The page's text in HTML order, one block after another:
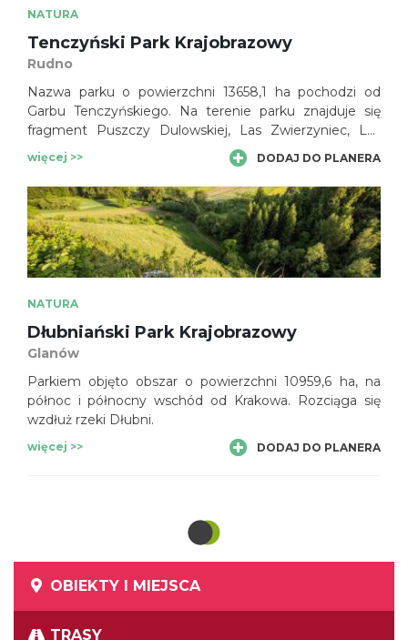
NATURA
Tenczyński Park Krajobrazowy
Rudno
Nazwa parku o powierzchni 13658,1 ha pochodzi od
Garbu Tenczyńskiego. Na terenie parku znajduje się
fragment Puszczy Dulowskiej, Las Zwierzyniec, Las
Zabierzowski oraz malownicze tereny pomiędzy
Nielepicami a Zabierzowem.
więcej >> DODAJ DO PLANERA
NATURA
Dłubniański Park Krajobrazowy
Glanów
Parkiem objęto obszar o powierzchni 10959,6 ha, na
północ i północny wschód od Krakowa. Rozciąga się
wzdłuż rzeki Dłubni.
więcej >> DODAJ DO PLANERA
OBIEKTY I MIEJSCA
TRASY